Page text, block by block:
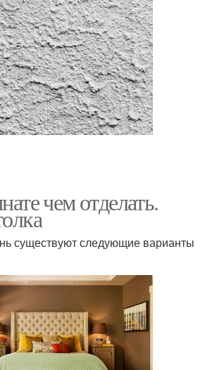
чем отделать.
существуют следующие варианты